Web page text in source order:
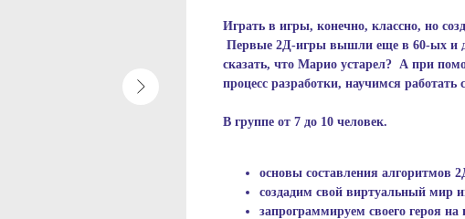
Играть в игры, конечно, классно, но
Первые 2Д-игры вышли еще в 60-ых и
сказать, что Марио устарел? А при
процесс разработки, научимся
В группе от 7 до 10 человек.
основы составления алгоритмов
создадим свой виртуальный мир
запрограммируем своего героя